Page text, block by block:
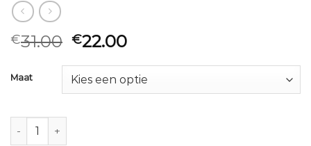
€31.00 €22.00
Maat
effen t shirt aantal